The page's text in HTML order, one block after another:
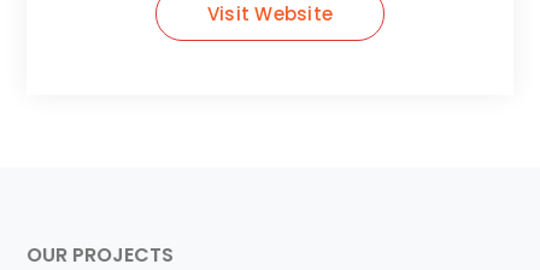
Visit Website
OUR PROJECTS